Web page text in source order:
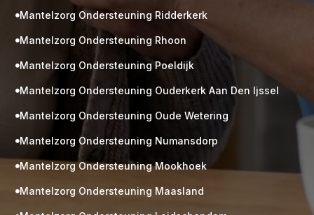
Gratis
M
 Mantelzorg Ondersteuning Ridderkerk
 Mantelzorg Ondersteuning Rhoon
 Mantelzorg Ondersteuning Poeldijk
 Mantelzorg Ondersteuning Ouderkerk Aan Den Ijssel
 Mantelzorg Ondersteuning Oude Wetering
 Mantelzorg Ondersteuning Numansdorp
 Mantelzorg Ondersteuning Mookhoek
 Mantelzorg Ondersteuning Maasland